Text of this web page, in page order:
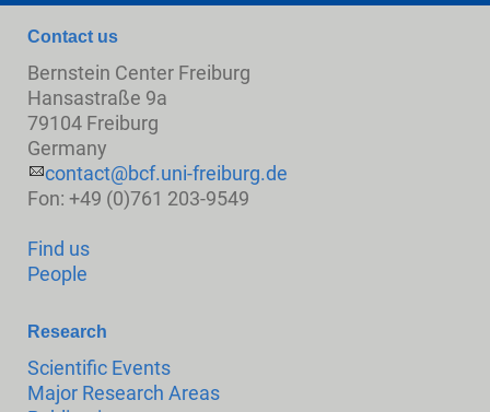
Contact us
Bernstein Center Freiburg
Hansastraße 9a
79104 Freiburg
Germany
contact@bcf.uni-freiburg.de
Fon: +49 (0)761 203-9549
Find us
People
Research
Scientific Events
Major Research Areas